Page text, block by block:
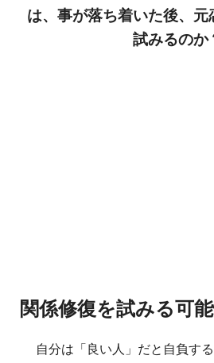
は、事が落ち着いた後、
試みるのか
関係修復を試みる可
自分は「良い人」だと自負す